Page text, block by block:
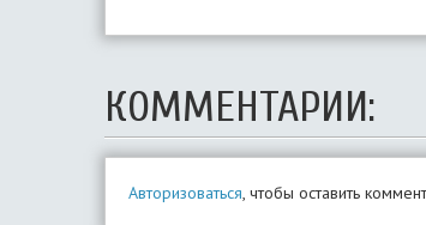
КОММЕНТАРИИ:
Авторизоваться, чтобы оставить